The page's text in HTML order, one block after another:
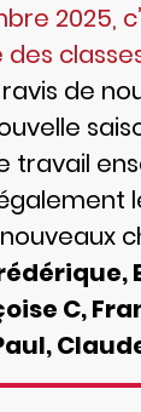
2025,
de
travail
C,